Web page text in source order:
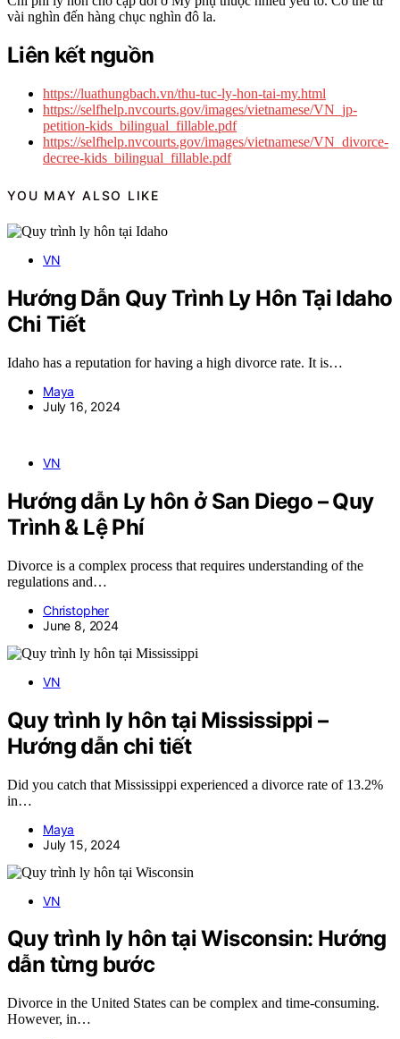
vài nghìn đến hàng chục nghìn đô la.
Liên kết nguồn
https://luathungbach.vn/thu-tuc-ly-hon-tai-my.html
https://selfhelp.nvcourts.gov/images/vietnamese/VN_jp-
petition-kids_bilingual_fillable.pdf
https://selfhelp.nvcourts.gov/images/vietnamese/VN_divorce-
decree-kids_bilingual_fillable.pdf
YOU MAY ALSO LIKE
VN
Hướng Dẫn Quy Trình Ly Hôn Tại Idaho
Chi Tiết
Idaho has a reputation for having a high divorce rate. It is…
Maya
July 16, 2024
VN
Hướng dẫn Ly hôn ở San Diego – Quy
Trình & Lệ Phí
Divorce is a complex process that requires understanding of the
regulations and…
Christopher
June 8, 2024
VN
Quy trình ly hôn tại Mississippi –
Hướng dẫn chi tiết
Did you catch that Mississippi experienced a divorce rate of 13.2%
in…
Maya
July 15, 2024
VN
Quy trình ly hôn tại Wisconsin: Hướng
dẫn từng bước
Divorce in the United States can be complex and time-consuming.
However, in…